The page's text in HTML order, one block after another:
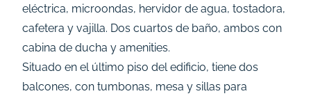
eléctrica, microondas, hervidor de agua, tostadora,
cafetera y vajilla. Dos cuartos de baño, ambos con
cabina de ducha y amenities.
Situado en el último piso del edificio, tiene dos
balcones, con tumbonas, mesa y sillas para